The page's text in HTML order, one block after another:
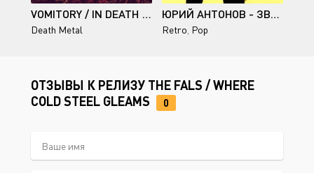
VOMITORY / IN DEATH THROES
Death Metal
ЮРИЙ АНТОНОВ - ЗВЕЗДНАЯ КОЛЛЕКЦИЯ (2 CD) - 2001-2003
Retro Pop
ОТЗЫВЫ К РЕЛИЗУ THE FALS / WHERE
COLD STEEL GLEAMS
0